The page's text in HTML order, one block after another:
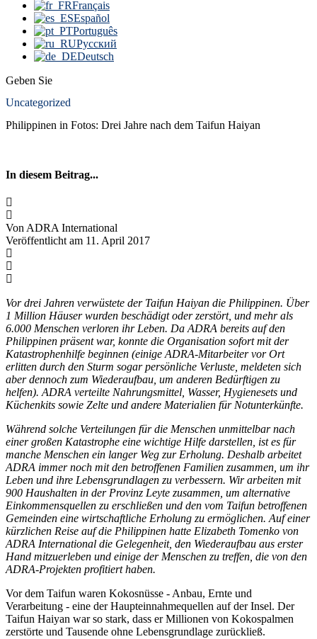
Français
Español
Português
Русский
Deutsch
Geben Sie
Uncategorized
Philippinen in Fotos: Drei Jahre nach dem Taifun Haiyan
In diesem Beitrag...
Von ADRA International
Veröffentlicht am 11. April 2017
Vor drei Jahren verwüstete der Taifun Haiyan die Philippinen. Über
1 Million Häuser wurden beschädigt oder zerstört, und mehr als
6.000 Menschen verloren ihr Leben. Da ADRA bereits auf den
Philippinen präsent war, konnte die Organisation sofort mit der
Katastrophenhilfe beginnen (einige ADRA-Mitarbeiter vor Ort
erlitten durch den Sturm sogar persönliche Verluste, meldeten sich
aber dennoch zum Wiederaufbau, um anderen Bedürftigen zu
helfen). ADRA verteilte Nahrungsmittel, Wasser, Hygienesets und
Küchenkits sowie Zelte und andere Materialien für Notunterkünfte.
Während solche Verteilungen für die Menschen unmittelbar nach
einer großen Katastrophe eine wichtige Hilfe darstellen, ist es für
manche Menschen ein langer Weg zur Erholung. Deshalb arbeitet
ADRA immer noch mit den betroffenen Familien zusammen, um ihr
Leben und ihre Lebensgrundlagen zu verbessern. Wir arbeiten mit
900 Haushalten in der Provinz Leyte zusammen, um alternative
Einkommensquellen zu erschließen und den vom Taifun betroffenen
Gemeinden eine wirtschaftliche Erholung zu ermöglichen. Auf einer
kürzlichen Reise auf die Philippinen hatte Elizabeth Tomenko von
ADRA International die Gelegenheit, den Wiederaufbau aus erster
Hand mitzuerleben und einige der Menschen zu treffen, die von den
ADRA-Projekten profitiert haben.
Vor dem Taifun waren Kokosnüsse - Anbau, Ernte und
Verarbeitung - eine der Haupteinnahmequellen auf der Insel. Der
Taifun Haiyan war so stark, dass er Millionen von Kokospalmen
zerstörte und Tausende ohne Lebensgrundlage zurückließ.